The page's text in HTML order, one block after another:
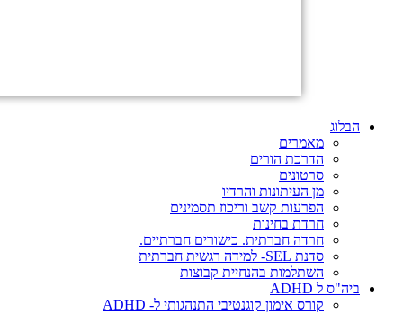
הבלוג
מאמרים
הדרכת הורים
סרטונים
מן העיתונות והרדיו
הפרעות קשב וריכוז תסמינים
חרדת בחינות
חרדה חברתית. כישורים חברתיים.
סדנת SEL- למידה רגשית חברתית
השתלמות בהנחיית קבוצות
ביה"ס ל ADHD
קורס אימון קוגנטיבי התנהגותי ל- ADHD